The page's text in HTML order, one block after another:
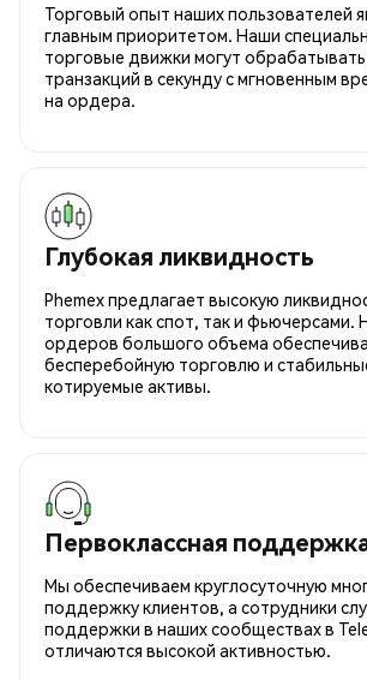
Торговый опыт наших пользователей
главным приоритетом. Наши
торговые движки могут обрабатывать
транзакций в секунду с мгновенным
на ордера.
Глубокая ликвидность
Phemex предлагает высокую
торговли как спот, так и фьючерсами.
ордеров большого объема
бесперебойную торговлю и
котируемые активы.
Первоклассная
Мы обеспечиваем круглосуточную
поддержку клиентов, а сотрудники
поддержки в наших сообществах в
отличаются высокой активностью.